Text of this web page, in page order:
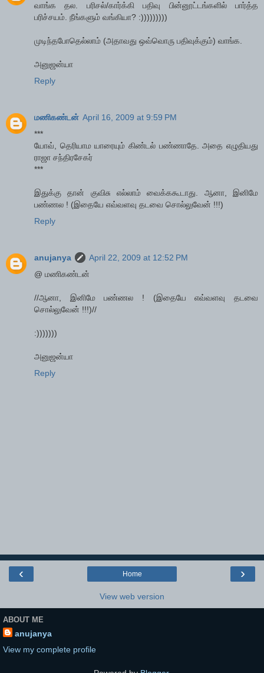
வாங்க தல. பரிசல்/கார்க்கி பதிவு பின்னூட்டங்களில் பார்த்த
பரிச்சயம். நீங்களும் வங்கியா? :)))))))))
முடிந்தபோதெல்லாம் (அதாவது ஒவ்வொரு பதிவுக்கும்) வாங்க.
அனுஜன்யா
Reply
மணிகண்டன் April 16, 2009 at 9:59 PM
***
யோவ், தெரியாம யாரையும் கிண்டல் பண்ணாதே. அதை எழுதியது
ராஜா சந்திரசேகர்
***
இதுக்கு தான் குவிசு எல்லாம் வைக்ககூடாது. ஆனா, இனிமே
பண்ணல ! (இதையே எவ்வளவு தடவை சொல்லுவேன் !!!)
Reply
anujanya
April 22, 2009 at 12:52 PM
@ மணிகண்டன்
//ஆனா, இனிமே பண்ணல ! (இதையே எவ்வளவு தடவை
சொல்லுவேன் !!!)//
:)))))))
அனுஜன்யா
Reply
‹ ›
Home
View web version
ABOUT ME
anujanya
View my complete profile